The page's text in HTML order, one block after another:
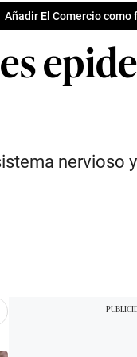
Añadir El Comercio
nervioso